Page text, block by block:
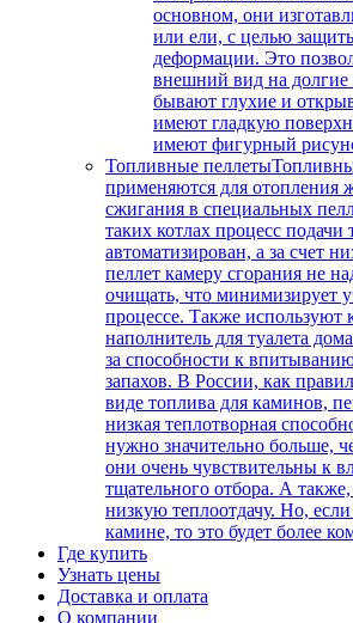
основном, они
или ели, с целью
деформации. Это
внешний вид на
бывают глухие и
имеют гладкую
имеют фигурный
Топливные пеллеты
применяются для отопления
сжигания в специальных
таких котлах процесс подачи
автоматизирован, а за счет
пеллет камеру сгорания не
очищать, что минимизирует
процессе. Также используют
наполнитель для туалета
за способности к
запахов. В России, как
виде топлива для каминов,
низкая теплотворная
нужно значительно больше,
они очень чувствительны к
тщательного отбора. А
низкую теплоотдачу. Но,
камине, то это будет более
Где купить
Узнать цены
Доставка и оплата
О компании